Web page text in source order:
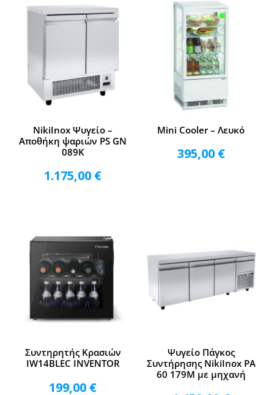
NikiInox Ψυγείο –
Αποθήκη ψαριών PS GN
089K
1.175,00 €
Mini Cooler – Λευκό
395,00 €
Συντηρητής Κρασιών
IW14BLEC INVENTOR
199,00 €
Ψυγείο Πάγκος
Συντήρησης NikiInox PA
60 179M με μηχανή